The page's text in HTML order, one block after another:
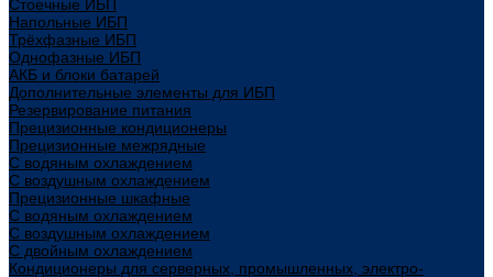
Стоечные ИБП
Напольные ИБП
Трёхфазные ИБП
Однофазные ИБП
АКБ и блоки батарей
Дополнительные элементы для ИБП
Резервирование питания
Прецизионные кондиционеры
Прецизионные межрядные
С водяным охлаждением
С воздушным охлаждением
Прецизионные шкафные
С водяным охлаждением
С воздушным охлаждением
С двойным охлаждением
Кондиционеры для серверных, промышленных, электро-